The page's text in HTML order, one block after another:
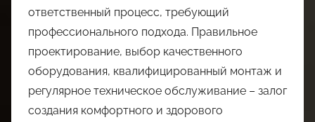
ответственный процесс, требующий
профессионального подхода. Правильное
проектирование, выбор качественного
оборудования, квалифицированный монтаж и
регулярное техническое обслуживание – залог
создания комфортного и здорового